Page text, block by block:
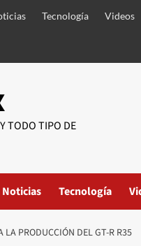
Tecnología Videos
TODO TIPO DE
Noticias Tecnología
LA PRODUCCIÓN DEL GT-R R35